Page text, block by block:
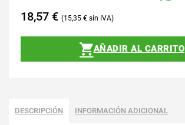
18,57 € 15,35 €
AÑADIR AL CARRITO
DESCRIPCIÓN INFORMACIÓN ADICIONAL